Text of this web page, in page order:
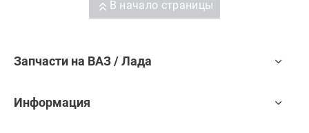
В начало страницы
Запчасти на ВАЗ / Лада
Информация